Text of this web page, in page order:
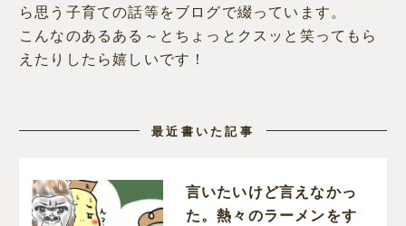
ら思う子育ての話等をブログで綴っています。
こんなのあるある～とちょっとクスッと笑ってもら
えたりしたら嬉しいです！
最近書いた記事
言いたいけど言えなかっ
た。熱々のラーメンをす